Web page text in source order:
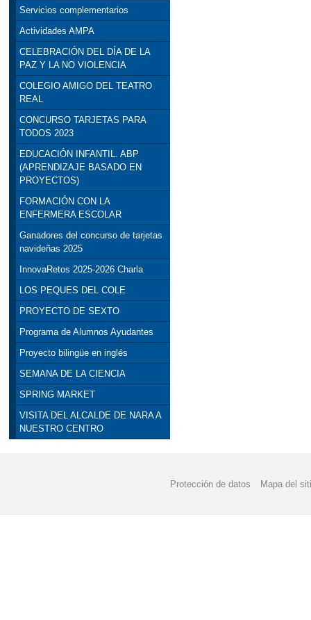
Servicios complementarios
Actividades AMPA
CELEBRACIÓN DEL DÍA DE LA
PAZ Y LA NO VIOLENCIA
COLEGIO AMIGO DEL TEATRO
REAL
CONCURSO TARJETAS PARA
TODOS 2023
EDUCACIÓN INFANTIL. ABP
(APRENDIZAJE BASADO EN
PROYECTOS)
FORMACIÓN CON LA
ENFERMERA ESCOLAR
Ganadores del concurso de tarjetas
navideñas 2025
InnovaRetos 2025-2026 Charla
LOS PEQUES DEL COLE
PROYECTO DE SEXTO
Programa de Alumnos Ayudantes
Proyecto bilingüe en inglés
SEMANA DE LA CIENCIA
SPRING MARKET
VISITA DEL ALCALDE DE NARA A
NUESTRO CENTRO
Protección de datos Mapa del